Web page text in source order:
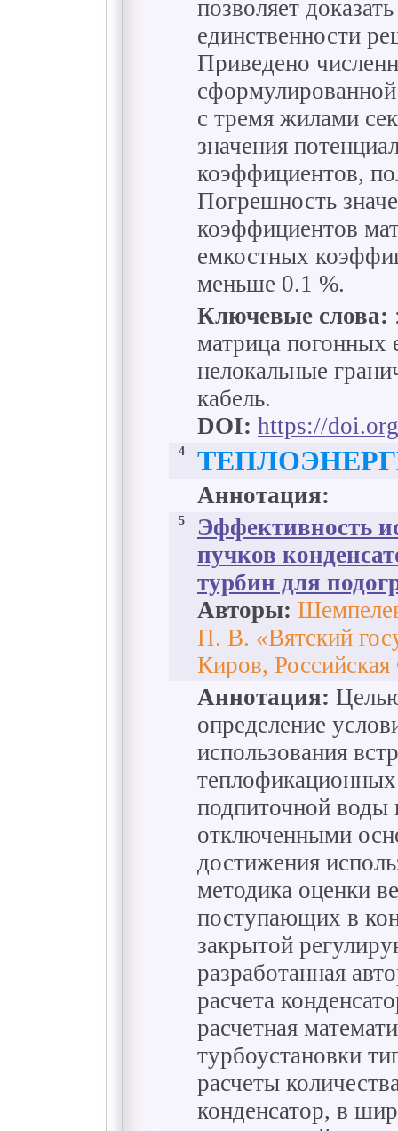
позволяет
единственности
Приведено
с тремя жилами
значения
коэффициентов,
Погрешность
коэффициентов
емкостных
меньше 0.1 %.
Ключевые слова:
матрица погонных
нелокальные
кабель.
DOI: https://
4
Аннотация:
5
Эффективность
пучков
турбин для
Авторы:
П. В. «Вятский
Киров,
Аннотация:
определение
использования
подпиточной воды
отключенными
достижения
методика оценки
поступающих в
закрытой
разработанная
расчета
расчетная
турбоустановки
расчеты
конденсатор, в